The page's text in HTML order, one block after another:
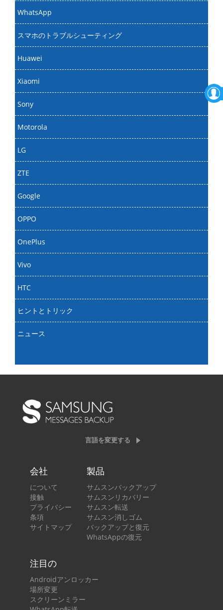
WhatsApp
スマホのトラブルシューティング
Huawei
Xiaomi
Sony
Motorola
LG
ZTE
Google
OPPO
OnePlus
Vivo
HTC
ヒントとトリック
ニュース
言語を変更する
会社
について
接触
プライバシー
条項
サイトマップ
製品
サムスンバックアップ
サムスンリカバリー
サムスン転送
サムスン消しゴム
バックアップと復元
WhatsAppの復元
注目の
Androidアンロッカー
場所変更
スクリーンミラー